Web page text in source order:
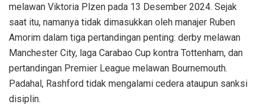
melawan Viktoria Plzen pada 13 Desember 2024. Sejak
saat itu, namanya tidak dimasukkan oleh manajer Ruben
Amorim dalam tiga pertandingan penting: derby melawan
Manchester City, laga Carabao Cup kontra Tottenham, dan
pertandingan Premier League melawan Bournemouth.
Padahal, Rashford tidak mengalami cedera ataupun sanksi
disiplin.